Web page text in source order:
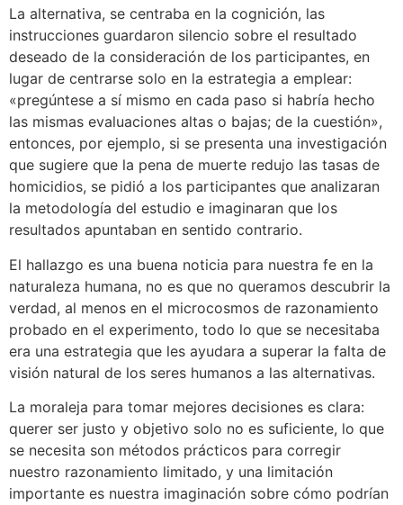
La alternativa, se centraba en la cognición, las
instrucciones guardaron silencio sobre el resultado
deseado de la consideración de los participantes, en
lugar de centrarse solo en la estrategia a emplear:
«pregúntese a sí mismo en cada paso si habría hecho
las mismas evaluaciones altas o bajas; de la cuestión»,
entonces, por ejemplo, si se presenta una investigación
que sugiere que la pena de muerte redujo las tasas de
homicidios, se pidió a los participantes que analizaran
la metodología del estudio e imaginaran que los
resultados apuntaban en sentido contrario.
El hallazgo es una buena noticia para nuestra fe en la
naturaleza humana, no es que no queramos descubrir la
verdad, al menos en el microcosmos de razonamiento
probado en el experimento, todo lo que se necesitaba
era una estrategia que les ayudara a superar la falta de
visión natural de los seres humanos a las alternativas.
La moraleja para tomar mejores decisiones es clara:
querer ser justo y objetivo solo no es suficiente, lo que
se necesita son métodos prácticos para corregir
nuestro razonamiento limitado, y una limitación
importante es nuestra imaginación sobre cómo podrían